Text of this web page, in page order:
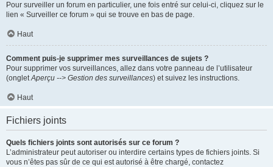
Pour surveiller un forum en particulier, une fois entré sur celui-ci, cliquez sur le
lien « Surveiller ce forum » qui se trouve en bas de page.
Haut
Comment puis-je supprimer mes surveillances de sujets ?
Pour supprimer vos surveillances, allez dans votre panneau de l’utilisateur
(ongletAperçu --> Gestion des surveillances) et suivez les instructions.
Haut
Fichiers joints
Quels fichiers joints sont autorisés sur ce forum ?
L’administrateur peut autoriser ou interdire certains types de fichiers joints. Si
vous n’êtes pas sûr de ce qui est autorisé à être chargé, contactez